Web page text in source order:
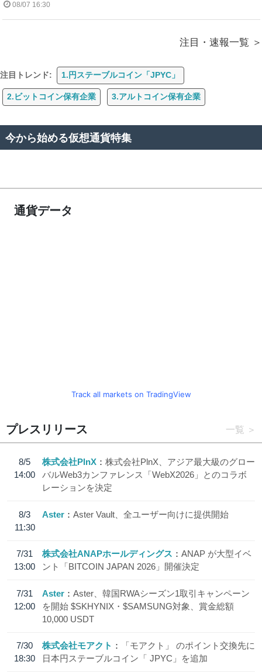
08/07 16:30
注目・速報一覧
注目トレンド: 1.円ステーブルコイン「JPYC」
2.ビットコイン保有企業 3.アルトコイン保有企業
今から始める仮想通貨特集
通貨データ
Track all markets on TradingView
プレスリリース 一覧
8/5
14:00
株式会社PlnX
株式会社PlnX、アジア最大級のグロー
バルWeb3カンファレンス「WebX2026」とのコラボ
レーションを決定
8/3
11:30
Aster Aster Vault、全ユーザー向けに提供開始
7/31
13:00
株式会社ANAPホールディングス
ANAP が大型イベ
ント「BITCOIN JAPAN 2026」開催決定
7/31
12:00
Aster
Aster、韓国RWAシーズン1取引キャンペーン
を開始 $SKHYNIX・$SAMSUNG対象、賞金総額
10,000 USDT
7/30
18:30
株式会社モアクト
「モアクト」 のポイント交換先に
日本円ステーブルコイン「 JPYC」を追加